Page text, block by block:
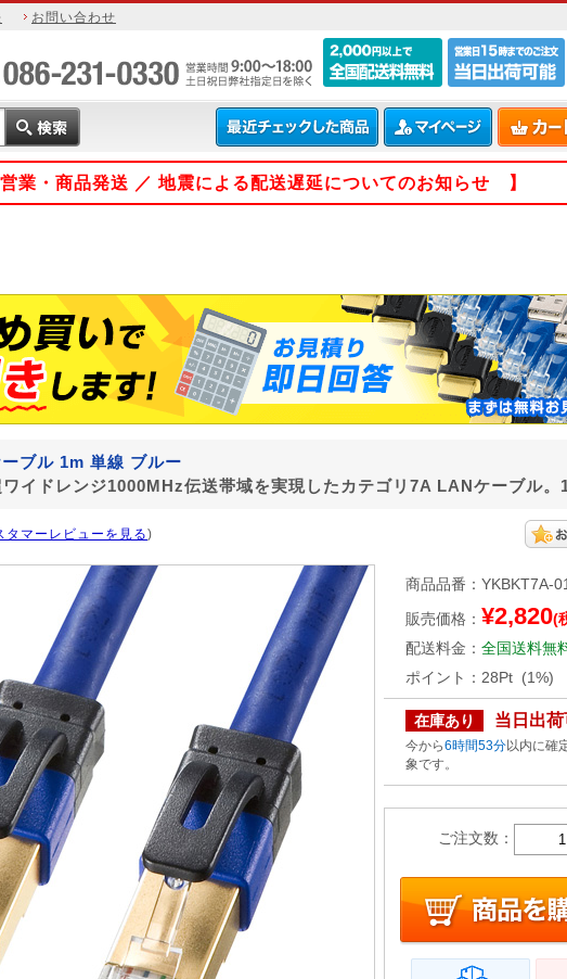
お問い合わせ
業・商品発送 ／ 地震による配送遅延についてのお知らせ 】
ブル 1m 単線 ブルー
イドレンジ1000MHz伝送帯域を実現したカテゴリ7A LANケーブル。
タマーレビューを見る)
商品品番 ： YKBKT7A-
販売価格 ： ¥2,820(
配送料金 ： 全国送料無
ポイント ： 28Pt (1%)
在庫あり 当日出
今から6時間53分以内に確
象です。
ご注文数：